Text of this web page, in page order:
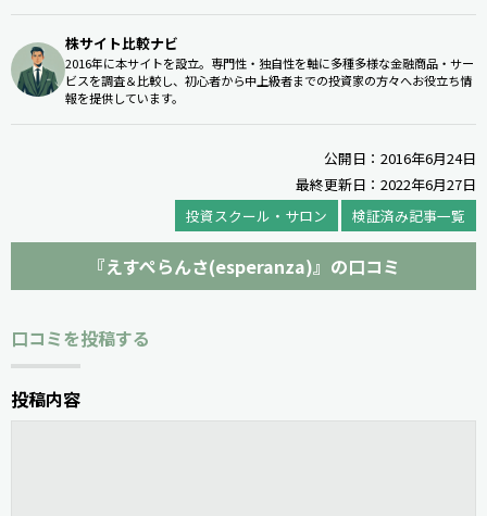
株サイト比較ナビ
2016年に本サイトを設立。専門性・独自性を軸に多種多様な金融商品・サー
ビスを調査＆比較し、初心者から中上級者までの投資家の方々へお役立ち情
報を提供しています。
公開日：2016年6月24日
最終更新日：2022年6月27日
投資スクール・サロン
検証済み記事一覧
『えすぺらんさ(esperanza)』の口コミ
口コミを投稿する
投稿内容